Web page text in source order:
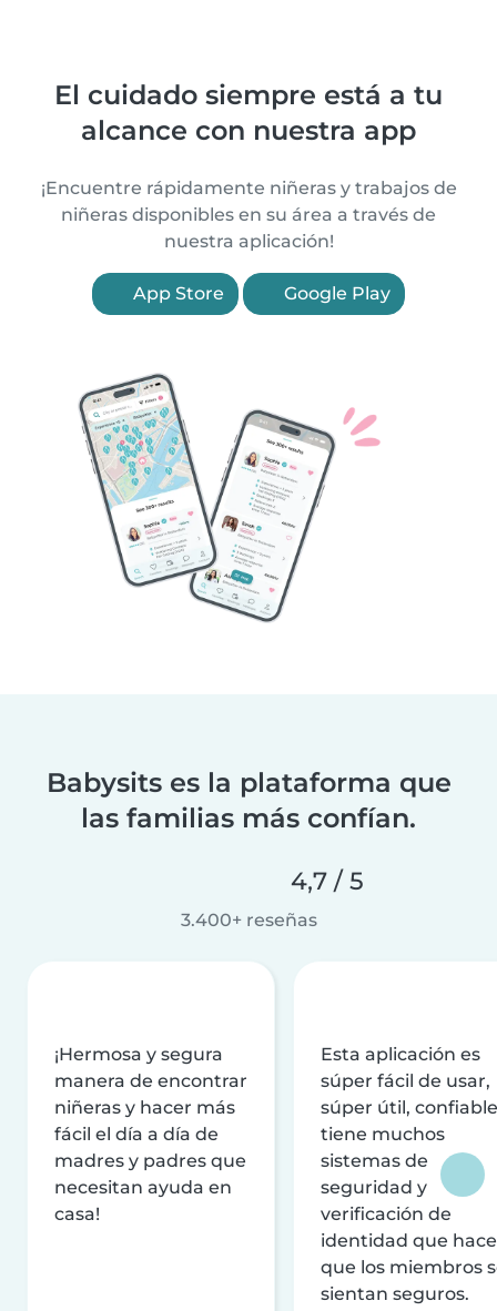
El cuidado siempre está a tu
alcance con nuestra app
¡Encuentre rápidamente niñeras y trabajos de
niñeras disponibles en su área a través de
nuestra aplicación!
App Store Google Play
Babysits es la plataforma que
las familias más confían.
4,7 / 5
3.400+ reseñas
¡Hermosa y segura
manera de encontrar
niñeras y hacer más
fácil el día a día de
madres y padres que
necesitan ayuda en
casa!
Esta aplicación es
súper fácil de usar,
súper útil,
tiene muchos
sistemas de
seguridad y
verificación de
identidad que
que los miembros
sientan seguros.